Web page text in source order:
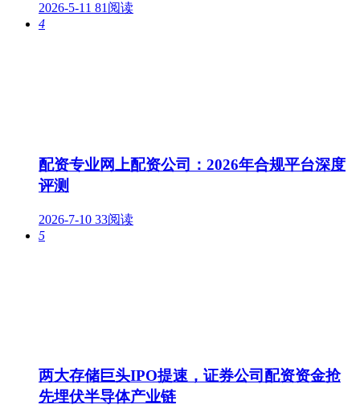
2026-5-11 81阅读
4
配资专业网上配资公司：2026年合规平台深度
评测
2026-7-10 33阅读
5
两大存储巨头IPO提速，证券公司配资资金抢
先埋伏半导体产业链